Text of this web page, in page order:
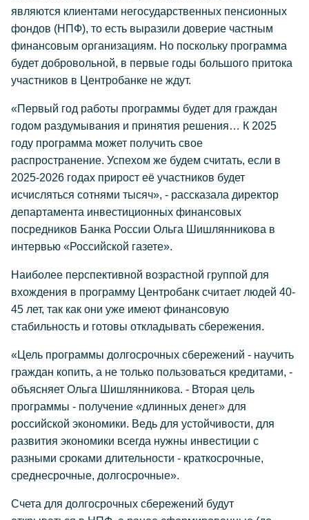
являются клиентами негосударственных пенсионных
фондов (НПФ), то есть выразили доверие частным
финансовым организациям. Но поскольку программа
будет добровольной, в первые годы большого притока
участников в Центробанке не ждут.
«Первый год работы программы будет для граждан
годом раздумывания и принятия решения… К 2025
году программа может получить свое
распространение. Успехом же будем считать, если в
2025-2026 годах прирост её участников будет
исчисляться сотнями тысяч», - рассказала директор
департамента инвестиционных финансовых
посредников Банка России Ольга Шишлянникова в
интервью «Российской газете».
Наиболее перспективной возрастной группой для
вхождения в программу Центробанк считает людей 40-
45 лет, так как они уже имеют финансовую
стабильность и готовы откладывать сбережения.
«Цель программы долгосрочных сбережений - научить
граждан копить, а не только пользоваться кредитами, -
объясняет Ольга Шишлянникова. - Вторая цель
программы - получение «длинных денег» для
российской экономики. Ведь для устойчивости, для
развития экономики всегда нужны инвестиции с
разными сроками длительности - краткосрочные,
среднесрочные, долгосрочные».
Счета для долгосрочных сбережений будут